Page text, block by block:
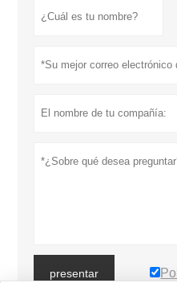
presentar